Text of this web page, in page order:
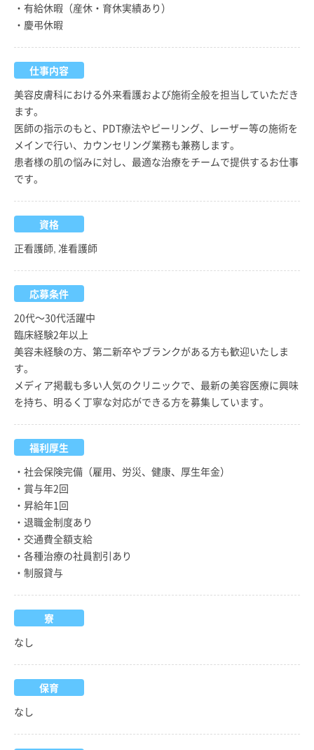
・有給休暇（産休・育休実績あり）
・慶弔休暇
仕事内容
美容皮膚科における外来看護および施術全般を担当していただき
ます。
医師の指示のもと、PDT療法やピーリング、レーザー等の施術を
メインで行い、カウンセリング業務も兼務します。
患者様の肌の悩みに対し、最適な治療をチームで提供するお仕事
です。
資格
正看護師, 准看護師
応募条件
20代～30代活躍中
臨床経験2年以上
美容未経験の方、第二新卒やブランクがある方も歓迎いたしま
す。
メディア掲載も多い人気のクリニックで、最新の美容医療に興味
を持ち、明るく丁寧な対応ができる方を募集しています。
福利厚生
・社会保険完備（雇用、労災、健康、厚生年金）
・賞与年2回
・昇給年1回
・退職金制度あり
・交通費全額支給
・各種治療の社員割引あり
・制服貸与
寮
なし
保育
なし